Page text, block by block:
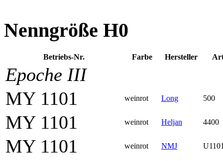
Nenngröße H0
Betriebs-Nr. Farbe Her­steller
Epoche III
MY 1101
weinrot Long 500
MY 1101 weinrot Heljan 4400
MY 1101 weinrot NMJ